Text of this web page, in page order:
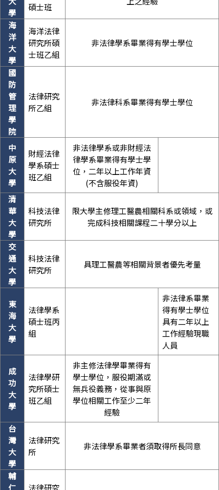
學
碩士班
海
洋
大
學
海洋法律
研究所碩
士班乙組
非法律學系畢業得有學士學位
國
防
管
理
學
院
法律研究
所乙組
非法律科系畢業得有學士學位
中
原
大
學
財經法律
學系碩士
班乙組
非法律學系或非財經法
律學系畢業得有學士學
位，二年以上工作年資
(不含服役年資)
清
華
大
學
科技法律
研究所
限大學主修理工醫農相關科系或領域，或
完成科技相關課程二十學分以上
交
通
大
學
科技法律
研究所
具理工醫農等相關背景者優先考量
東
海
大
學
法律學系
碩士班丙
組
非法律系畢業
得有學士學位
具有二年以上
工作經驗現職
人員
成
功
大
學
法律學研
究所碩士
班乙組
非主修法律學畢業得有
學士學位，服役期滿或
無兵役義務，從事與原
學位相關工作至少二年
經驗
台
灣
大
學
法律研究
所
非法律學系畢業者須取得所長同意
輔
仁
法律研究